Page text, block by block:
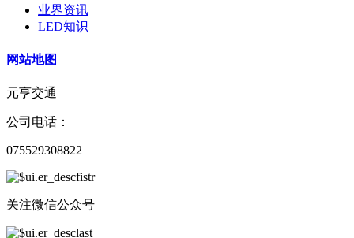
业界资讯
LED知识
网站地图
元亨交通
公司电话：
075529308822
关注微信公众号